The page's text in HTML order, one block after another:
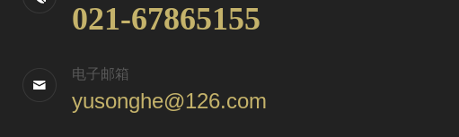
021-67865155
电子邮箱
yusonghe@126.com